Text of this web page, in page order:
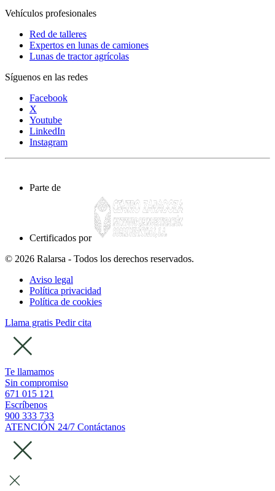
Vehículos profesionales
Red de talleres
Expertos en lunas de camiones
Lunas de tractor agrícolas
Síguenos en las redes
Facebook
X
Youtube
LinkedIn
Instagram
Parte de
Certificados por
© 2026 Ralarsa - Todos los derechos reservados.
Aviso legal
Política privacidad
Política de cookies
Llama gratis Pedir cita
Te llamamos
Sin compromiso
671 015 121
Escríbenos
900 333 733
ATENCIÓN 24/7 Contáctanos